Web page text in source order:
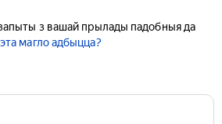
з вашай прылады падобныя да
магло адбыцца?